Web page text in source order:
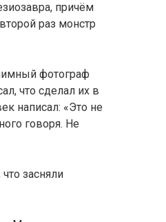
причём
раз монстр
фотограф
что сделал их в
написал: «Это не
говоря. Не
засняли